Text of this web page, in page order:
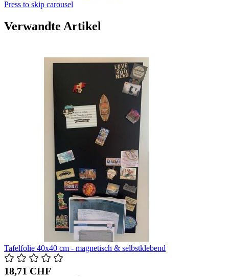
Press to skip carousel
Verwandte Artikel
Tafelfolie 40x40 cm - magnetisch & selbstklebend
18,71 CHF